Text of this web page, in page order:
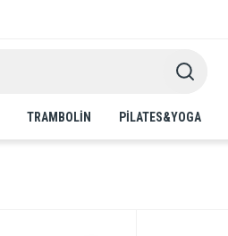
TRAMBOLIN PILATES&YOGA